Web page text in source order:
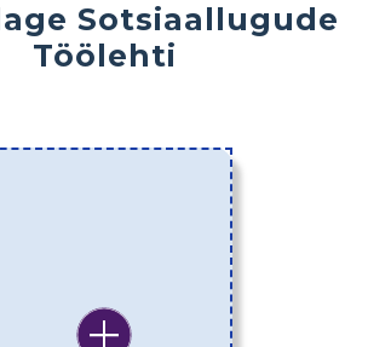
Sotsiaallugude
Töölehti